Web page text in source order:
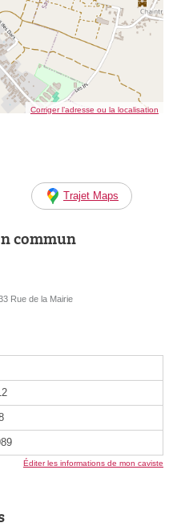
Corriger l’adresse ou la localisation
Trajet Maps
commun
Rue de la Mairie
Éditer les informations de mon caviste